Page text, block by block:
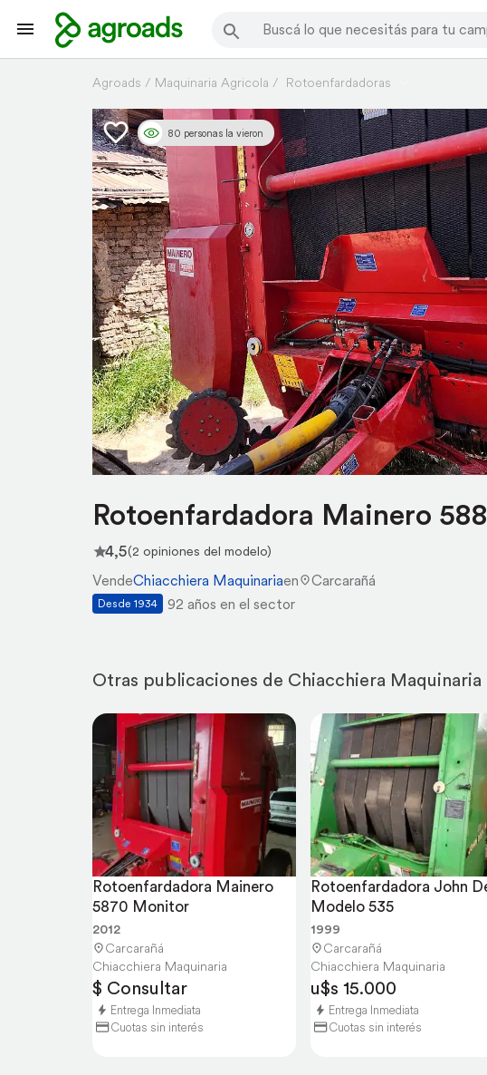
Agroads Maquinaria Agricola Rotoenfardadoras
80 personas la vieron
Rotoenfardadora Mainero
4,5(2 opiniones del modelo)
VendeChiacchiera Maquinariaen Carcarañá
Desde 1934 92 años en el sector
Otras publicaciones de Chiacchiera Maquinaria
Rotoenfardadora Mainero
5870 Monitor
2012
Carcarañá
Chiacchiera Maquinaria
$ Consultar
Entrega Inmediata
Cuotas sin interés
Rotoenfardadora John
Modelo 535
1999
Carcarañá
Chiacchiera Maquinaria
u$s 15.000
Entrega Inmediata
Cuotas sin interés